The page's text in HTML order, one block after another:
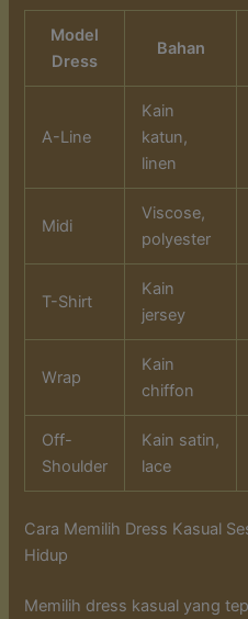
Model
Dress
Bahan
A-Line
Kain
katun,
linen
Midi
Viscose,
polyester
T-Shirt
Kain
jersey
Wrap
Kain
chiffon
Off-
Shoulder
Kain satin,
lace
Cara Memilih Dress Kasual
Hidup
Memilih dress kasual yang